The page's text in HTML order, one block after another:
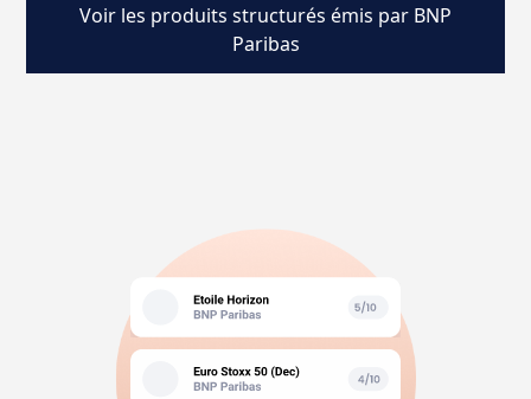
Voir les produits structurés émis par BNP
Paribas